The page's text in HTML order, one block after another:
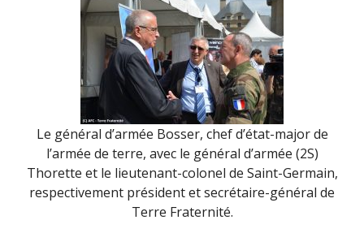
Le général d’armée Bosser, chef d’état-major de
l’armée de terre, avec le général d’armée (2S)
Thorette et le lieutenant-colonel de Saint-Germain,
respectivement président et secrétaire-général de
Terre Fraternité.